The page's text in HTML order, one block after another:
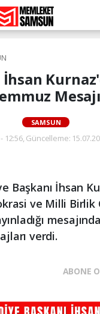
İhsan
SAMSUN
12:56, Güncelleme:
Başkanı İhsan
ve Milli Birlik
verdi.
ABONE